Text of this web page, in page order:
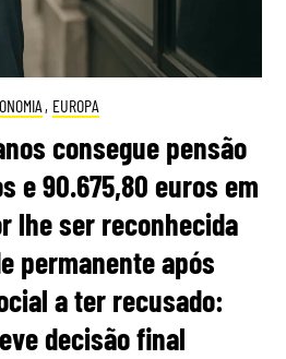
, EUROPA
consegue pensão
e 90.675,80 euros em
lhe ser reconhecida
permanente após
a ter recusado:
decisão final